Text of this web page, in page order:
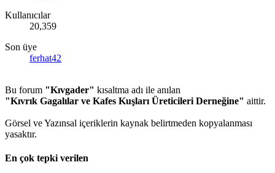
Kullanıcılar
20,359
Son üye
ferhat42
Bu forum "Kıvgader" kısaltma adı ile anılan
"Kıvrık Gagalılar ve Kafes Kuşları Üreticileri Derneğine" aittir.
Görsel ve Yazınsal içeriklerin kaynak belirtmeden kopyalanması
yasaktır.
En çok tepki verilen